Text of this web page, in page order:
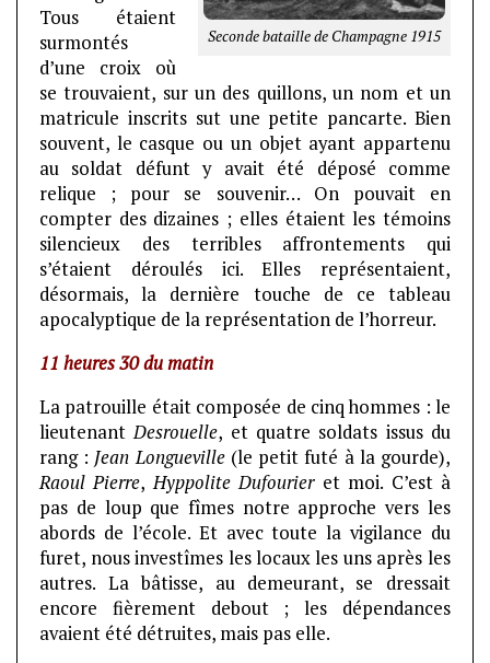
Seconde bataille de Champagne 1915
Tous étaient
surmontés
d’une croix où
se trouvaient, sur un des quillons, un nom et un
matricule inscrits sut une petite pancarte. Bien
souvent, le casque ou un objet ayant appartenu
au soldat défunt y avait été déposé comme
relique ; pour se souvenir… On pouvait en
compter des dizaines ; elles étaient les témoins
silencieux des terribles affrontements qui
s’étaient déroulés ici. Elles représentaient,
désormais, la dernière touche de ce tableau
apocalyptique de la représentation de l’horreur.
11 heures 30 du matin
La patrouille était composée de cinq hommes : le
lieutenantDesrouelle, et quatre soldats issus du
rang : Jean Longueville(le petit futé à la gourde),
Raoul Pierre,Hyppolite Dufourieret moi. C’est à
pas de loup que fîmes notre approche vers les
abords de l’école. Et avec toute la vigilance du
furet, nous investîmes les locaux les uns après les
autres. La bâtisse, au demeurant, se dressait
encore fièrement debout ; les dépendances
avaient été détruites, mais pas elle.